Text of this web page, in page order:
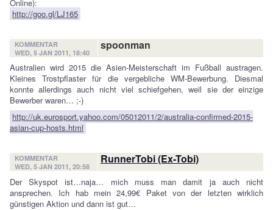
Online):
http://goo.gl/LJ165
KOMMENTAR
WED, 5 JAN 2011, 18:40
spoonman
Australien wird 2015 die Asien-Meisterschaft im Fußball austragen.
Kleines Trostpflaster für die vergebliche WM-Bewerbung. Diesmal
konnte allerdings auch nicht viel schiefgehen, weil sie der einzige
Bewerber waren… ;-)
http://uk.eurosport.yahoo.com/05012011/2/australia-confirmed-2015-
asian-cup-hosts.html
KOMMENTAR
WED, 5 JAN 2011, 20:58
RunnerTobi (Ex-Tobi)
Der Skyspot ist…naja… mich muss man damit ja auch nicht
ansprechen. Ich hab mein 24,99€ Paket von der letzten wirklich
günstigen Aktion und dann ist gut…